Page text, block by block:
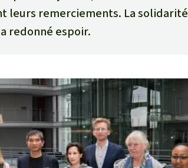
leurs remerciements. La solidarité
redonné espoir.